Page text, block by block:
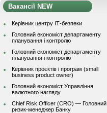
Вакансії NEW
Керівник центру ІТ-безпеки
Головний економіст департаменту
планування і контролю
Головний економіст департаменту
планування і контролю
Керівник проєктів і програм (small
business product owner)
Головний економіст Управління
валютного нагляду
Chief Risk Officer (CRO) — Головний
ризик-менеджер Банку